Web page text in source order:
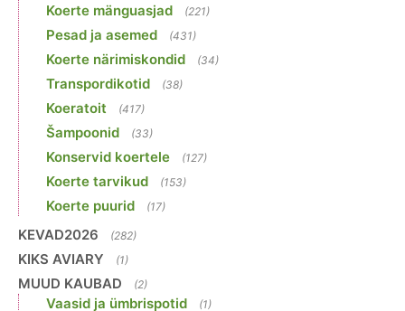
Koerte mänguasjad (221)
Pesad ja asemed (431)
Koerte närimiskondid (34)
Transpordikotid (38)
Koeratoit (417)
Šampoonid (33)
Konservid koertele (127)
Koerte tarvikud (153)
Koerte puurid (17)
KEVAD2026 (282)
KIKS AVIARY (1)
MUUD KAUBAD (2)
Vaasid ja ümbrispotid (1)